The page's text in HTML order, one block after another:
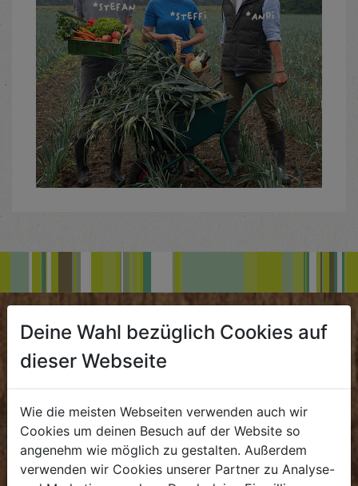
BIOKISTE
Kundenservice
Fr: 8.00 - 15.00 Uhr
.dieBiokiste@biohof.at
.+43 7272 2597
Deine Wahl bezüglich Cookies auf
dieser Webseite
Wie die meisten Webseiten verwenden auch wir
Cookies um deinen Besuch auf der Website so
angenehm wie möglich zu gestalten. Außerdem
verwenden wir Cookies unserer Partner zu Analyse-